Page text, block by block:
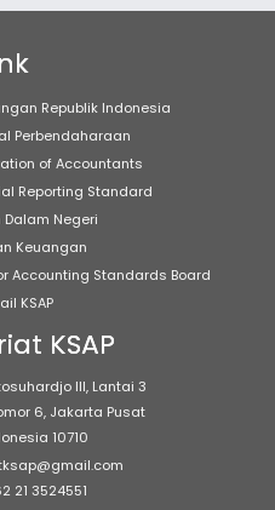
Republik Indonesia
Perbendaharaan
of Accountants
Reporting Standard
Negeri
Keuangan
Accounting Standards Board
KSAP
KSAP
III, Lantai 3
6, Jakarta Pusat
10710
21 3524551